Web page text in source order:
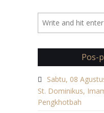
Pos-
Sabtu, 08
St. Dominikus,
Pengkhotbah